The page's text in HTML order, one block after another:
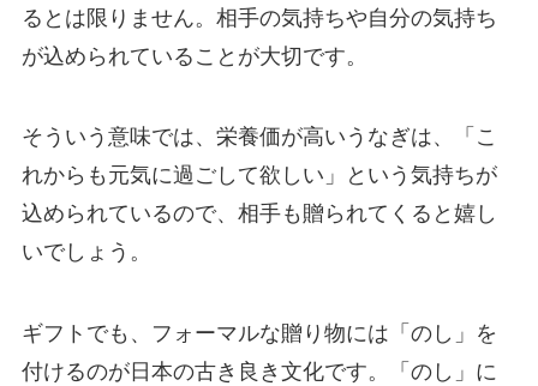
るとは限りません。相手の気持ちや自分の気持ち
が込められていることが大切です。
そういう意味では、栄養価が高いうなぎは、「こ
れからも元気に過ごして欲しい」という気持ちが
込められているので、相手も贈られてくると嬉し
いでしょう。
ギフトでも、フォーマルな贈り物には「のし」を
付けるのが日本の古き良き文化です。「のし」に